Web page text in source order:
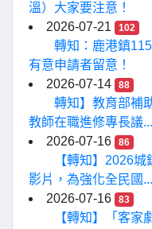
溫）大家要注意！
2026-07-21
102
轉知：鹿港鎮
有意申請者留意！
2026-07-14
88
轉知】教育部補
教師在職進修專長議...
2026-07-16
86
【轉知】2026
影片，為強化全民國...
2026-07-16
83
【轉知】「客家